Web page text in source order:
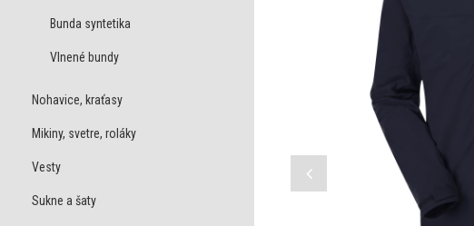
Bunda syntetika
Vlnené bundy
Nohavice, kraťasy
Mikiny, svetre, roláky
Vesty
Sukne a šaty